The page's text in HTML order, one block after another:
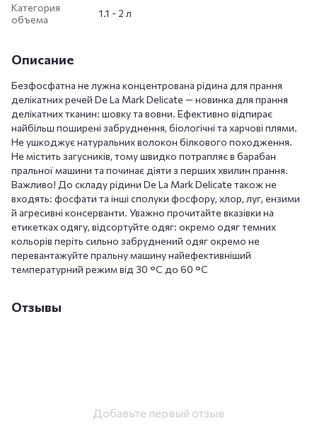
Категория
объема
1.1 - 2 л
Описание
Безфосфатна не лужна концентрована рідина для прання
делікатних речей De La Mark Delicate — новинка для прання
делікатних тканин: шовку та вовни. Ефективно відпирає
найбільш поширені забруднення, біологічні та харчові плями.
Не ушкоджує натуральних волокон білкового походження.
Не містить загусників, тому швидко потрапляє в барабан
пральної машини та починає діяти з перших хвилин прання.
Важливо! До складу рідини De La Mark Delicate також не
входять: фосфати та інші сполуки фосфору, хлор, луг, ензими
й агресивні консерванти. Уважно прочитайте вказівки на
етикетках одягу, відсортуйте одяг: окремо одяг темних
кольорів періть сильно забруднений одяг окремо не
перевантажуйте пральну машину найефективніший
температурний режим від 30 °C до 60 °C
Отзывы
Добавьте первый отзыв